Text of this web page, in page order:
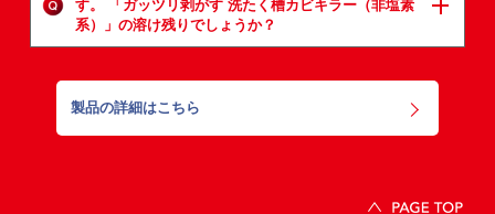
す。
「ガッツリ剥がす 洗たく槽カビキラー（非塩素
系）」の溶け残りでしょうか？
製品の詳細はこちら